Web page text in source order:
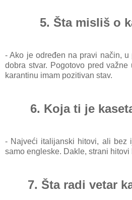
5. Šta misliš o
- Ako je određen na pravi način, u
dobra stvar. Pogotovo pred važne
karantinu imam pozitivan stav.
6. Koja ti je
- Najveći italijanski hitovi, ali bez
samo engleske. Dakle, strani
7. Šta radi vetar